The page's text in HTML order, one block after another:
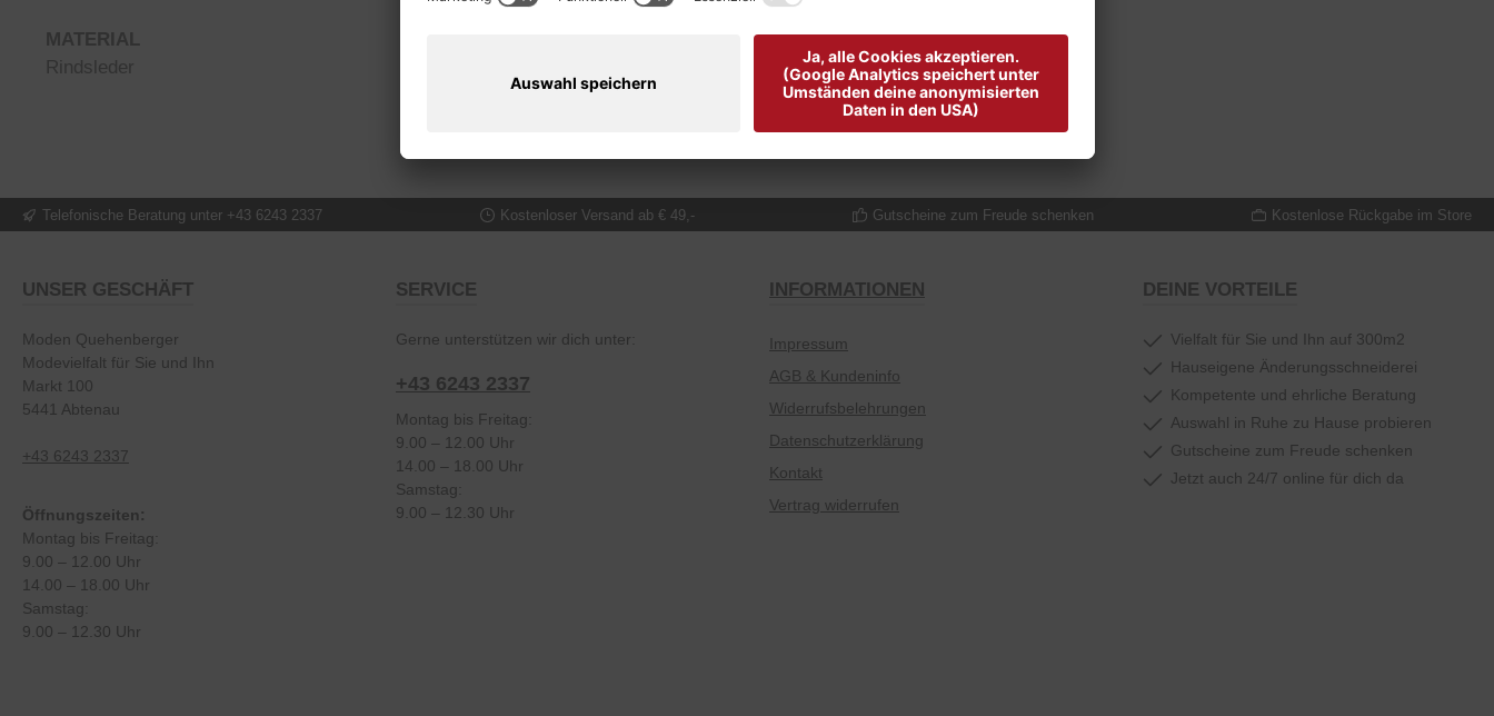
MATERIAL
Rindsleder
Telefonische Beratung unter +43 6243 2337 Kostenloser Versand ab € 49,- Gutscheine zum Freude schenken Kostenlose Rückgabe im Store
SERVICE
Gerne unterstützen wir dich unter:
+43 6243 2337
Montag bis Freitag:
9.00 – 12.00 Uhr
14.00 – 18.00 Uhr
Samstag:
9.00 – 12.30 Uhr
INFORMATIONEN
Impressum
AGB & Kundeninfo
Widerrufsbelehrungen
Datenschutzerklärung
Kontakt
Vertrag widerrufen
UNSER GESCHÄFT
Moden Quehenberger
Modevielfalt für Sie und Ihn
Markt 100
5441 Abtenau
+43 6243 2337
Öffnungszeiten:
Montag bis Freitag:
9.00 – 12.00 Uhr
14.00 – 18.00 Uhr
Samstag:
9.00 – 12.30 Uhr
DEINE VORTEILE
Vielfalt für Sie und Ihn auf 300m2
Hauseigene Änderungsschneiderei
Kompetente und ehrliche Beratung
Auswahl in Ruhe zu Hause probieren
Gutscheine zum Freude schenken
Jetzt auch 24/7 online für dich da